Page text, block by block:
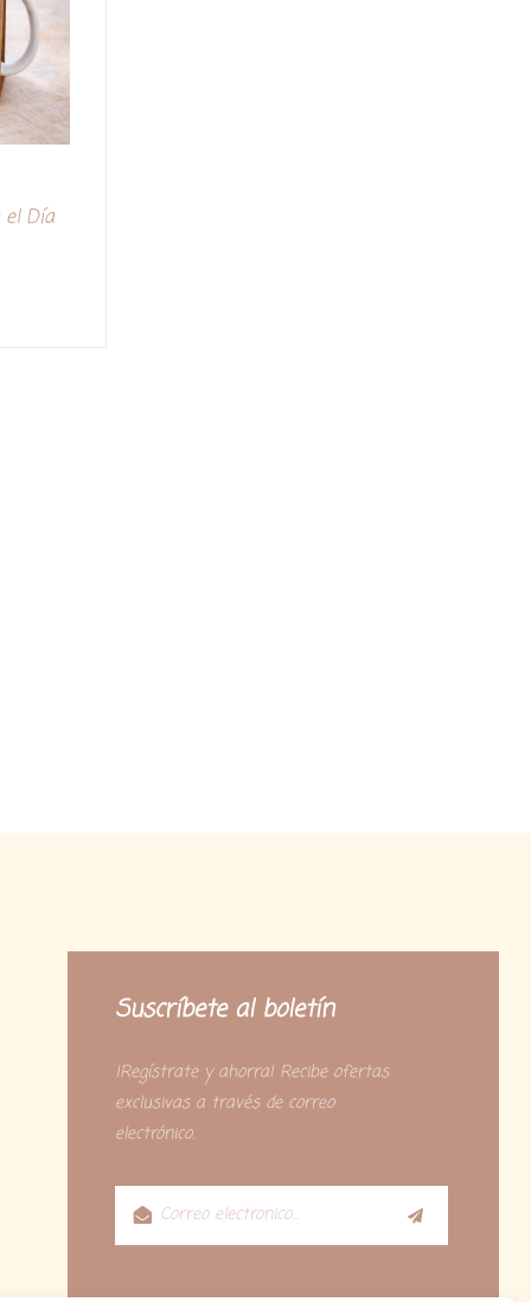
Día
Suscríbete al boletín
¡Regístrate y ahorra! Recibe ofertas
exclusivas a través de correo
electrónico.